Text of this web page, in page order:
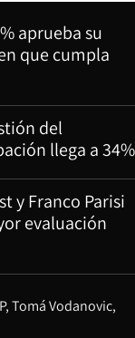
aprueba su
que cumpla
del
llega a 34%
y Franco Parisi
evaluación
Tomá Vodanovic